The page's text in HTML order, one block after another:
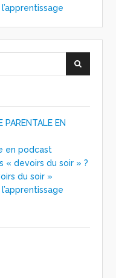
PARENTALE EN
en podcast
« devoirs du soir » ?
du soir »